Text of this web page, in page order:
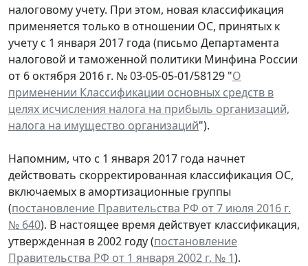
налоговому учету. При этом, новая классификация
применяется только в отношении ОС, принятых к
учету с 1 января 2017 года (письмо Департамента
налоговой и таможенной политики Минфина России
от 6 октября 2016 г. № 03-05-05-01/58129 "О
применении Классификации основных средств в
целях исчисления налога на прибыль организаций,
налога на имущество организаций").
Напомним, что с 1 января 2017 года начнет
действовать скорректированная классификация ОС,
включаемых в амортизационные группы
(постановление Правительства РФ от 7 июля 2016 г.
№ 640). В настоящее время действует классификация,
утвержденная в 2002 году (постановление
Правительства РФ от 1 января 2002 г. № 1).